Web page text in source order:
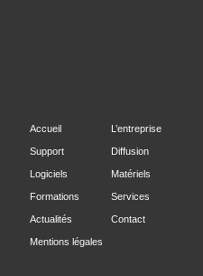
Accueil L’entreprise
Support Diffusion
Logiciels Matériels
Formations Services
Actualités Contact
Mentions légales